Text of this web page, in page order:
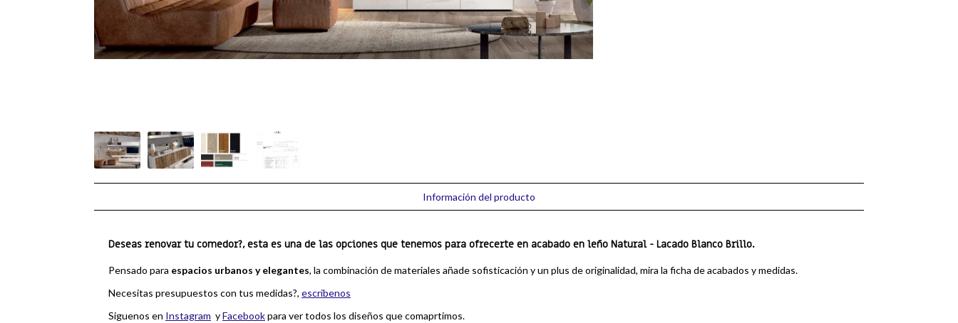
Información del producto
Deseas renovar tu comedor?, esta es una de las opciones que tenemos para ofrecerte en acabado en leño Natural - Lacado Blanco Brillo.
Pensado para espacios urbanos y elegantes, la combinación de materiales añade sofisticación y un plus de originalidad, mira la ficha de acabados y medidas.
Necesitas presupuestos con tus medidas?, escribenos
Siguenos en Instagram yFacebookpara ver todos los diseños que comaprtimos.